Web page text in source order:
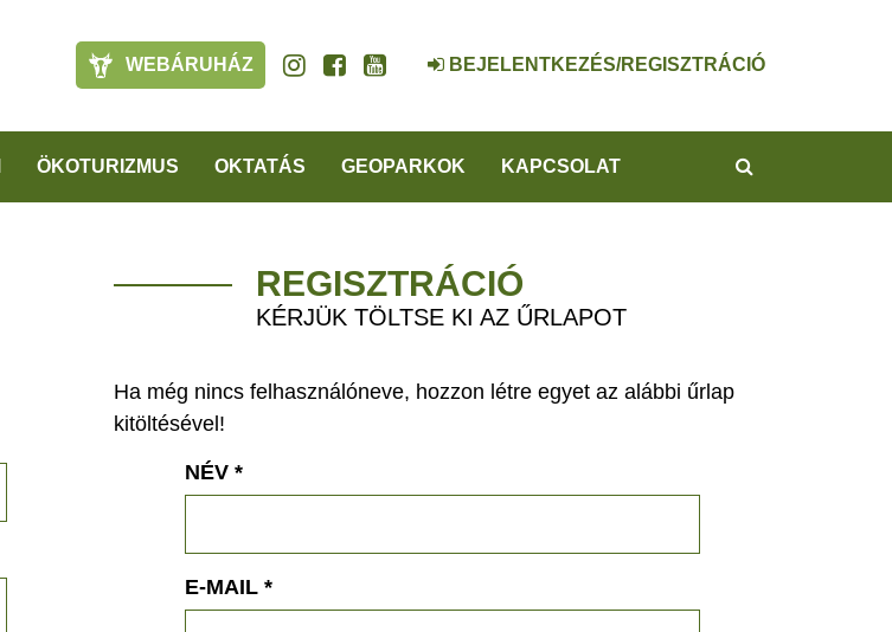
WEBÁRUHÁZ BEJELENTKEZÉS/REGISZTRÁCIÓ
ÖKOTURIZMUS OKTATÁS GEOPARKOK KAPCSOLAT
REGISZTRÁCIÓ
KÉRJÜK TÖLTSE KI AZ ŰRLAPOT
Ha még nincs felhasználóneve, hozzon létre egyet az alábbi űrlap
kitöltésével!
NÉV *
E-MAIL *